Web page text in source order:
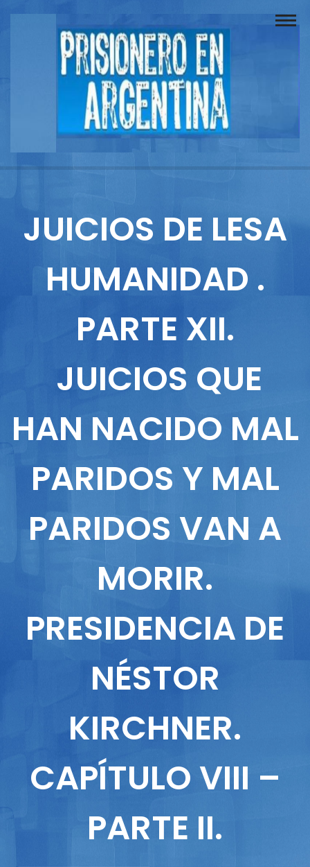
Buscador
Documentos
Reportajes
Columnistas
JUICIOS DE LESA
HUMANIDAD .
PARTE XII.
JUICIOS QUE
HAN NACIDO MAL
PARIDOS Y MAL
PARIDOS VAN A
MORIR.
PRESIDENCIA DE
NÉSTOR
KIRCHNER.
CAPÍTULO VIII –
PARTE II.